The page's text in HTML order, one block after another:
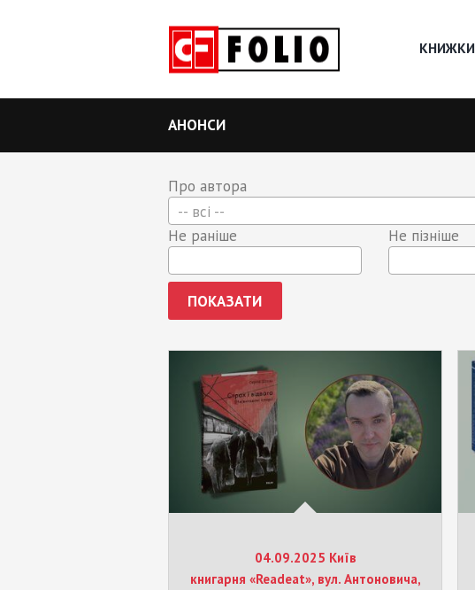
КНИЖКИ
АНОНСИ
Про автора
-- всі --
Не раніше
Не пізніше
04.09.2025 Київ
книгарня «Readeat», вул. Антоновича,